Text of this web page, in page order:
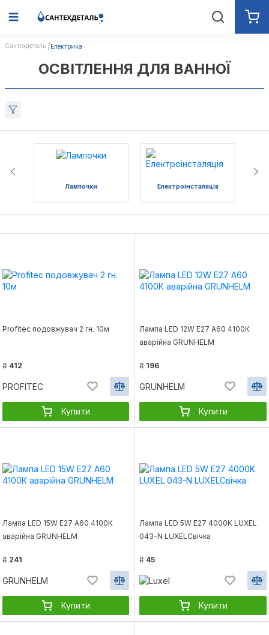
Сантехдеталь Електрика
ОСВІТЛЕННЯ ДЛЯ ВАННОЇ
Лампочки Електроінсталяція
Profitec подовжувач 2 гн. 10м
₴ 412
PROFITEC
Купити
Лампа LED 12W E27 А60 4100К
аварійна GRUNHELM
₴ 196
GRUNHELM
Купити
Лампа LED 15W E27 А60 4100К
аварійна GRUNHELM
₴ 241
GRUNHELM
Купити
Лампа LED 5W E27 4000K LUXEL
043-N LUXELСвічка
₴ 45
Купити